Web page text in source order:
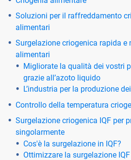
Soluzioni per il raffreddamento
alimentari
Surgelazione criogenica rapida e
alimentari
Migliorate la qualità dei vostri
grazie all’azoto liquido
L’industria per la produzione
Controllo della temperatura
Surgelazione criogenica IQF per
singolarmente
Cos'è la surgelazione in IQF?
Ottimizzare la surgelazione